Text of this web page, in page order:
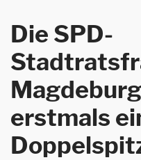
Die SPD-
erstmals